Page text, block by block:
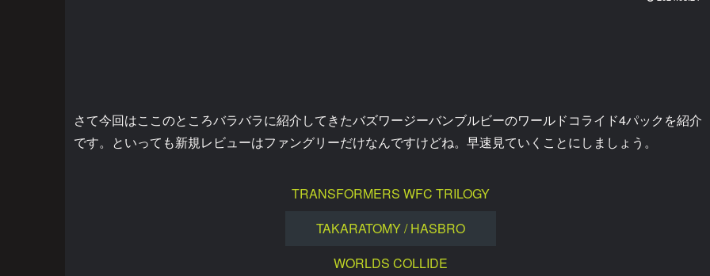
さて今回はここのところバラバラに紹介してきたバズワージーバンブルビーのワールドコライド4パックを紹介
です。といっても新規レビューはファングリーだけなんですけどね。早速見ていくことにしましょう。
TRANSFORMERS WFC TRILOGY
TAKARATOMY / HASBRO
WORLDS COLLIDE